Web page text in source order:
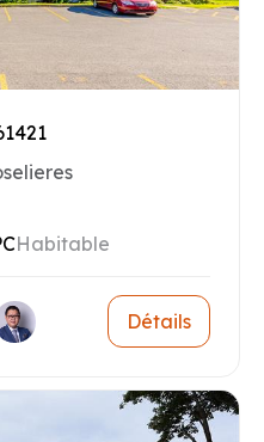
Habitable
Détails